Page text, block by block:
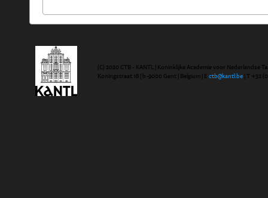
(C) 2020 CTB - KANTL | Koninklijke Academie voor Nederlandse
Koningstraat 18 | b-9000 Gent | Belgium | E ctb@kantl.be | T +32